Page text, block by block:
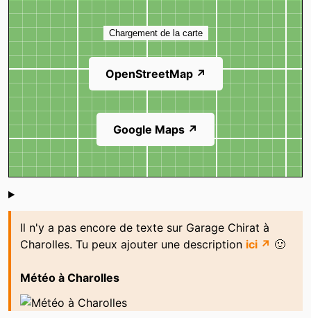
Carte
Chargement de la carte
OpenStreetMap ↗
Google Maps ↗
Shoutbox
Il n'y a pas encore de texte sur Garage Chirat à
Charolles. Tu peux ajouter une description ici ↗ 🙂
Météo à Charolles